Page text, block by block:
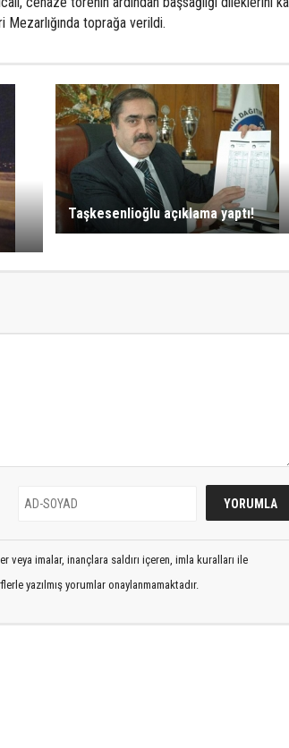
Mezarlığında toprağa verildi.
Taşkesenlioğlu açıklama yaptı!
veya imalar, inançlara saldırı içeren, imla kuralları ile
yazılmış yorumlar onaylanmamaktadır.